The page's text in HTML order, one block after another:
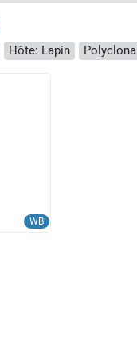
Hôte: Lapin Polyclonal
WB